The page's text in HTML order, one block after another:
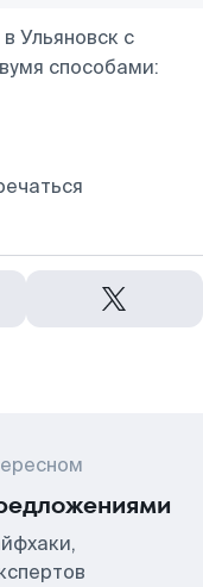
Ульяновск с
способами: